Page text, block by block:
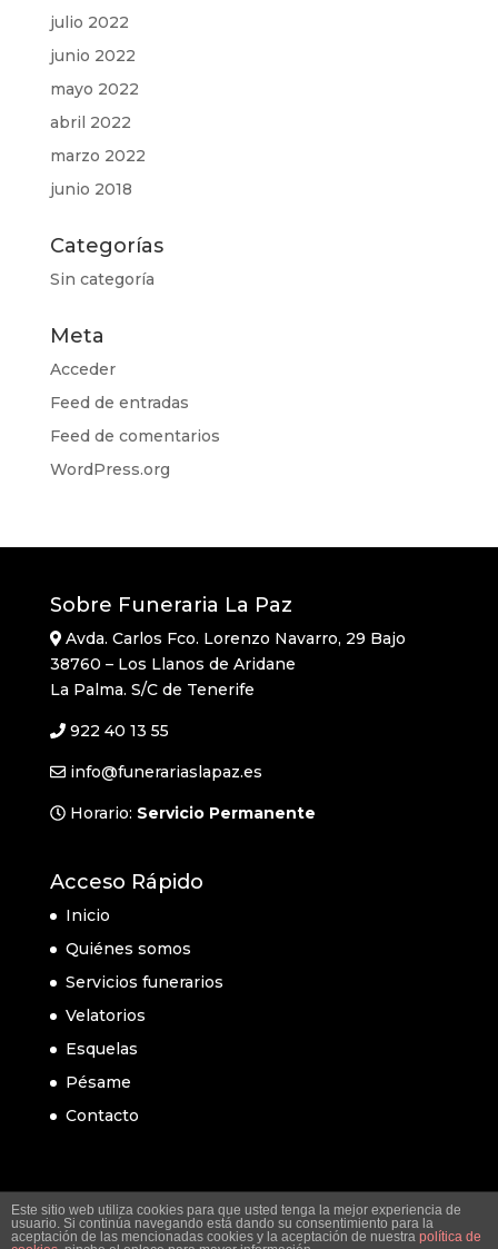
julio 2022
junio 2022
mayo 2022
abril 2022
marzo 2022
junio 2018
Categorías
Sin categoría
Meta
Acceder
Feed de entradas
Feed de comentarios
WordPress.org
Sobre Funeraria La Paz
Avda. Carlos Fco. Lorenzo Navarro, 29 Bajo
38760 – Los Llanos de Aridane
La Palma. S/C de Tenerife
922 40 13 55
info@funerariaslapaz.es
Horario: Servicio Permanente
Acceso Rápido
Inicio
Quiénes somos
Servicios funerarios
Velatorios
Esquelas
Pésame
Contacto
Este sitio web utiliza cookies para que usted tenga la mejor experiencia de
usuario. Si continúa navegando está dando su consentimiento para la
aceptación de las mencionadas cookies y la aceptación de nuestra política de